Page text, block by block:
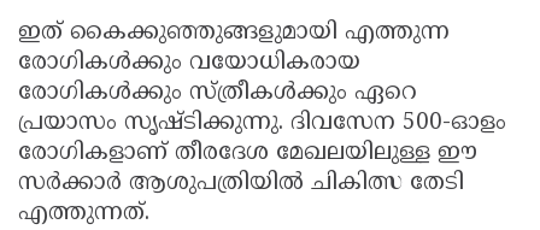
ഇത് കൈക്കുഞ്ഞുങ്ങളുമായി എത്തുന്ന
രോഗികൾക്കും വയോധികരായ
രോഗികൾക്കും സ്ത്രീകൾക്കും ഏറെ
പ്രയാസം സൃഷ്ടിക്കുന്നു. ദിവസേന 500-ഓളം
രോഗികളാണ് തീരദേശ മേഖലയിലുള്ള ഈ
സർക്കാർ ആശുപത്രിയിൽ ചികിത്സ തേടി
എത്തുന്നത്.